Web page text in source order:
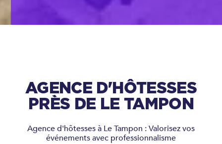
AGENCE D'HÔTESSES
PRÈS DE LE TAMPON
Agence d'hôtesses à Le Tampon : Valorisez vos
événements avec professionnalisme